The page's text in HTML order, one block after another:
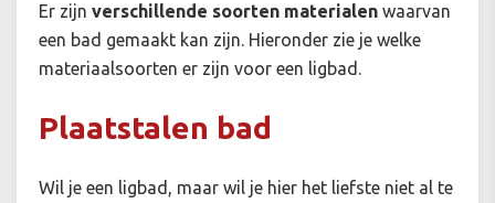
Er zijn verschillende soorten materialen waarvan
een bad gemaakt kan zijn. Hieronder zie je welke
materiaalsoorten er zijn voor een ligbad.
Plaatstalen bad
Wil je een ligbad, maar wil je hier het liefste niet al te